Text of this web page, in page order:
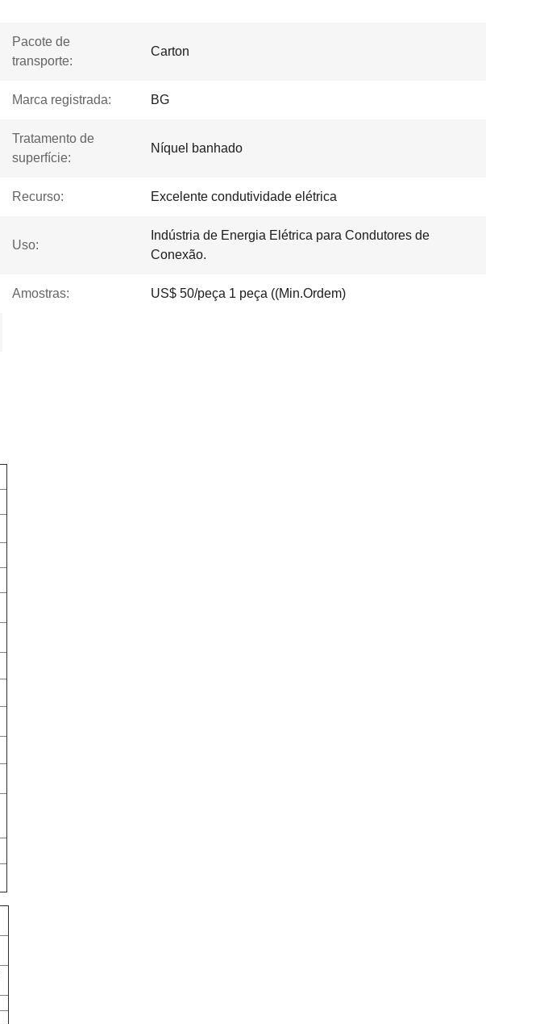
Pacote de
transporte:
Carton
Marca registrada: BG
Tratamento de
superfície:
Níquel banhado
Recurso: Excelente condutividade elétrica
Uso:
Indústria de Energia Elétrica para Condutores de
Conexão.
Amostras: US$ 50/peça 1 peça ((Min.Ordem)